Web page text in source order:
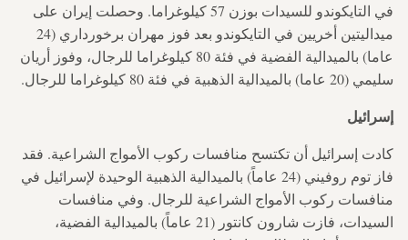
في التايكوندو للسيدات بوزن 57 كيلوغراما. وحصلت إيران على
ميداليتين أخريين في التايكوندو بعد فوز مهران برخورداري (24
عاما) بالميدالية الفضية في فئة 80 كيلوغراما للرجال، وفوز أريان
سليمي (20 عاما) بالميدالية الذهبية في فئة 80 كيلوغراما للرجال.
إسرائيل
كادت إسرائيل أن تكتسح منافسات ركوب الأمواج الشراعية. فقد
فاز توم روفيني (24 عاماً) بالميدالية الذهبية الوحيدة لإسرائيل في
منافسات ركوب الأمواج الشراعية للرجال. وفي منافسات
السيدات، فازت شارون كانتور (21 عاماً) بالميدالية الفضية،